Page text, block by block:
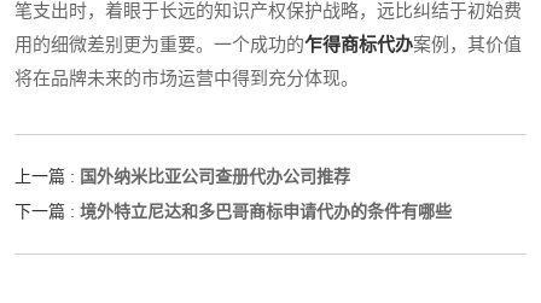
笔支出时，着眼于长远的知识产权保护战略，远比纠结于初始费
用的细微差别更为重要。一个成功的乍得商标代办案例，其价值
将在品牌未来的市场运营中得到充分体现。
上一篇 : 国外纳米比亚公司查册代办公司推荐
下一篇 : 境外特立尼达和多巴哥商标申请代办的条件有哪些